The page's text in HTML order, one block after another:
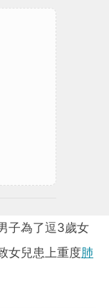
子為了逗3歲女
女兒患上重度肺